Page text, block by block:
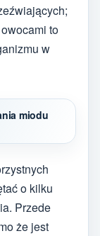
to
w
miodu
o kilku
Przede
że jest